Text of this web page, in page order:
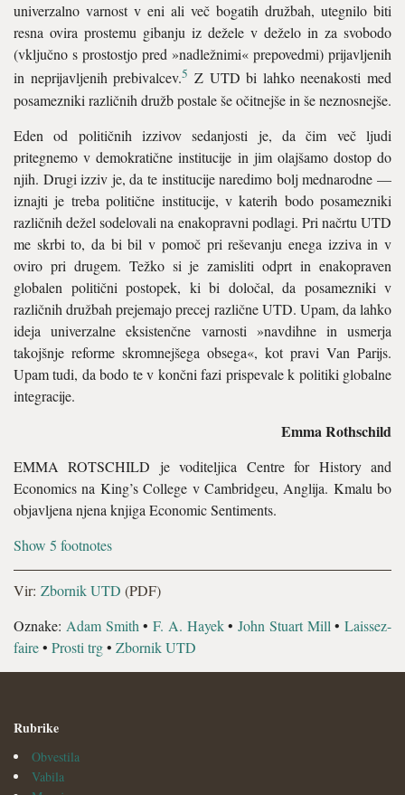
univerzalno varnost v eni ali več bogatih družbah, utegnilo biti
resna ovira prostemu gibanju iz dežele v deželo in za svobodo
(vključno s prostostjo pred »nadležnimi« prepovedmi) prijavljenih
in neprijavljenih prebivalcev.5 Z UTD bi lahko neenakosti med
posamezniki različnih družb postale še očitnejše in še neznosnejše.
Eden od političnih izzivov sedanjosti je, da čim več ljudi
pritegnemo v demokratične institucije in jim olajšamo dostop do
njih. Drugi izziv je, da te institucije naredimo bolj mednarodne —
iznajti je treba politične institucije, v katerih bodo posamezniki
različnih dežel sodelovali na enakopravni podlagi. Pri načrtu UTD
me skrbi to, da bi bil v pomoč pri reševanju enega izziva in v
oviro pri drugem. Težko si je zamisliti odprt in enakopraven
globalen politični postopek, ki bi določal, da posamezniki v
različnih družbah prejemajo precej različne UTD. Upam, da lahko
ideja univerzalne eksistenčne varnosti »navdihne in usmerja
takojšnje reforme skromnejšega obsega«, kot pravi Van Parijs.
Upam tudi, da bodo te v končni fazi prispevale k politiki globalne
integracije.
Emma Rothschild
EMMA ROTSCHILD je voditeljica Centre for History and
Economics na King’s College v Cambridgeu, Anglija. Kmalu bo
objavljena njena knjiga Economic Sentiments.
Show 5 footnotes
Vir: Zbornik UTD (PDF)
Oznake: Adam Smith • F. A. Hayek• John Stuart Mill • Laissez-
faire• Prosti trg• Zbornik UTD
Rubrike
Obvestila
Vabila